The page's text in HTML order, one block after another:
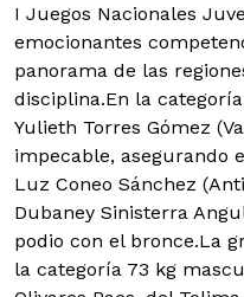
I Juegos Nacionales
emocionantes
panorama de las
disciplina.En la
Yulieth Torres Gómez
impecable, asegurando
Luz Coneo Sánchez
Dubaney Sinisterra
podio con el bronce.La
la categoría 73 kg